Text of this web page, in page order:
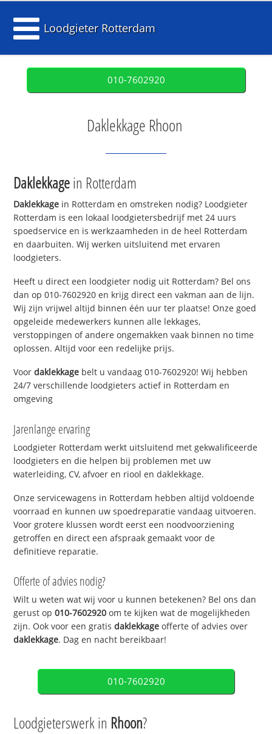
Loodgieter Rotterdam
010-7602920
Daklekkage Rhoon
Daklekkagein Rotterdam
Daklekkage in Rotterdam en omstreken nodig? Loodgieter
Rotterdam is een lokaal loodgietersbedrijf met 24 uurs
spoedservice en is werkzaamheden in de heel Rotterdam
en daarbuiten. Wij werken uitsluitend met ervaren
loodgieters.
Heeft u direct een loodgieter nodig uit Rotterdam? Bel ons
dan op 010-7602920 en krijg direct een vakman aan de lijn.
Wij zijn vrijwel altijd binnen één uur ter plaatse! Onze goed
opgeleide medewerkers kunnen alle lekkages,
verstoppingen of andere ongemakken vaak binnen no time
oplossen. Altijd voor een redelijke prijs.
Voordaklekkage belt u vandaag 010-7602920! Wij hebben
24/7 verschillende loodgieters actief in Rotterdam en
omgeving
Jarenlange ervaring
Loodgieter Rotterdam werkt uitsluitend met gekwalificeerde
loodgieters en die helpen bij problemen met uw
waterleiding, CV, afvoer en riool en daklekkage.
Onze servicewagens in Rotterdam hebben altijd voldoende
voorraad en kunnen uw spoedreparatie vandaag uitvoeren.
Voor grotere klussen wordt eerst een noodvoorziening
getroffen en direct een afspraak gemaakt voor de
definitieve reparatie.
Offerte of advies nodig?
Wilt u weten wat wij voor u kunnen betekenen? Bel ons dan
gerust op010-7602920 om te kijken wat de mogelijkheden
zijn. Ook voor een gratisdaklekkage offerte of advies over
daklekkage. Dag en nacht bereikbaar!
010-7602920
Loodgieterswerk in Rhoon?